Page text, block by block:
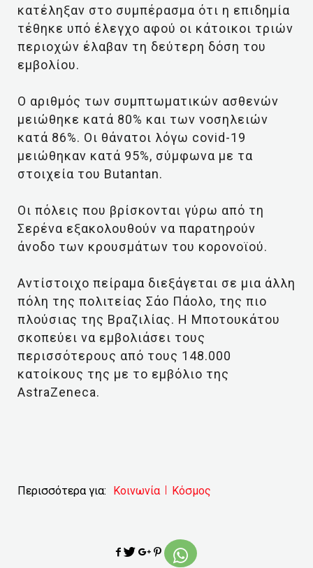
κατέληξαν στο συμπέρασμα ότι η επιδημία
τέθηκε υπό έλεγχο αφού οι κάτοικοι τριών
περιοχών έλαβαν τη δεύτερη δόση του
εμβολίου.
Ο αριθμός των συμπτωματικών ασθενών
μειώθηκε κατά 80% και των νοσηλειών
κατά 86%. Οι θάνατοι λόγω covid-19
μειώθηκαν κατά 95%, σύμφωνα με τα
στοιχεία του Butantan.
Οι πόλεις που βρίσκονται γύρω από τη
Σερένα εξακολουθούν να παρατηρούν
άνοδο των κρουσμάτων του κορονοϊού.
Αντίστοιχο πείραμα διεξάγεται σε μια άλλη
πόλη της πολιτείας Σάο Πάολο, της πιο
πλούσιας της Βραζιλίας. Η Μποτουκάτου
σκοπεύει να εμβολιάσει τους
περισσότερους από τους 148.000
κατοίκους της με το εμβόλιο της
AstraZeneca.
Περισσότερα για: Κοινωνία Κόσμος